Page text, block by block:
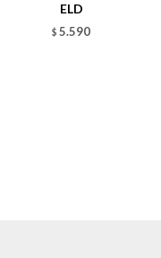
ELD
$ 5.590